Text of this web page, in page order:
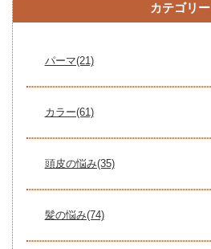
カテゴリー
パーマ(21)
カラー(61)
頭皮の悩み(35)
髪の悩み(74)